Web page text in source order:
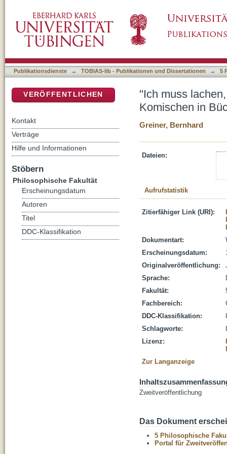
Lena"
Publikationsdienste → TOBIAS-lib - Publikationen und Dissertationen → 5
"Ich muss
Komischen in
Greiner, Bernhard
Dateien:
Aufrufstatistik
Zitierfähiger Link (URI):
Dokumentart:
Erscheinungsdatum:
Originalveröffentlichung:
Sprache:
Fakultät:
Fachbereich:
DDC-Klassifikation:
Schlagworte:
Lizenz:
Zur Langanzeige
Zweitveröffentlichung
Das Dokument
5 Philosophische
Portal für
VERÖFFENTLICHEN
Kontakt
Verträge
Hilfe und Informationen
Stöbern
Philosophische Fakultät
Erscheinungsdatum
Autoren
Titel
DDC-Klassifikation